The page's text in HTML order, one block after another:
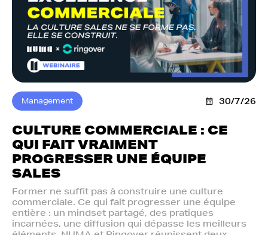
Management 30/7/26
CULTURE COMMERCIALE : CE
QUI FAIT VRAIMENT
PROGRESSER UNE ÉQUIPE
SALES
Former ne suffit pas à construire une culture
commerciale. Ce qui fait progresser une équipe
entière : un mindset partagé, des pratiques
incarnées, une diffusion qui dépasse les meilleurs